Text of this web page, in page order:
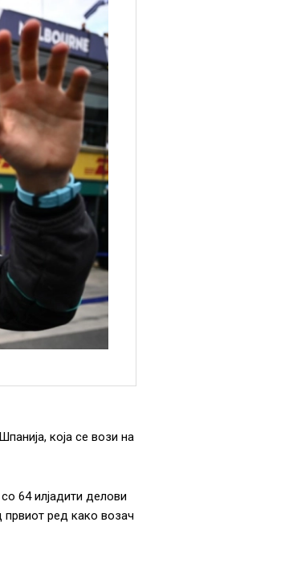
која се вози на
64 илјадити делови
првиот ред како возач